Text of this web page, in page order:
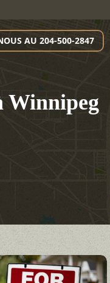
AU 204-500-2847
Winnipeg